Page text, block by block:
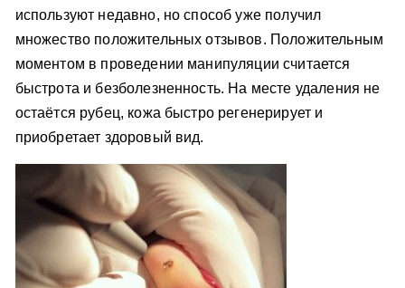
используют недавно, но способ уже получил
множество положительных отзывов. Положительным
моментом в проведении манипуляции считается
быстрота и безболезненность. На месте удаления не
остаётся рубец, кожа быстро регенерирует и
приобретает здоровый вид.